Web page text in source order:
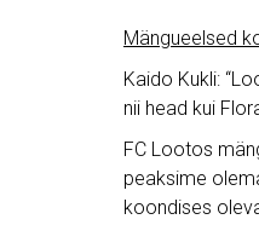
Mängueelsed
Kaido Kukli:
nii head kui
FC Lootos
peaksime
koondises